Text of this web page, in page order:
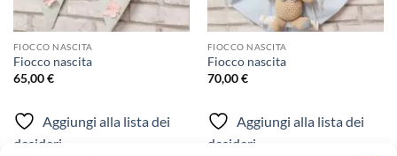
FIOCCO NASCITA
Fiocco nascita
65,00€
Aggiungi alla lista dei
desideri
FIOCCO NASCITA
Fiocco nascita
70,00€
Aggiungi alla lista dei
desideri